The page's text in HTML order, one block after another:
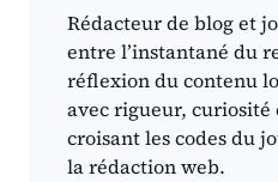
Rédacteur de blog et
entre l’instantané du
réflexion du contenu
avec rigueur, curiosité
croisant les codes du
la rédaction web.